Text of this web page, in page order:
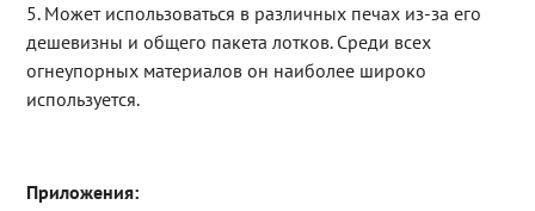
5. Может использоваться в различных печах из-за его
дешевизны и общего пакета лотков. Среди всех
огнеупорных материалов он наиболее широко
используется.
Приложения: